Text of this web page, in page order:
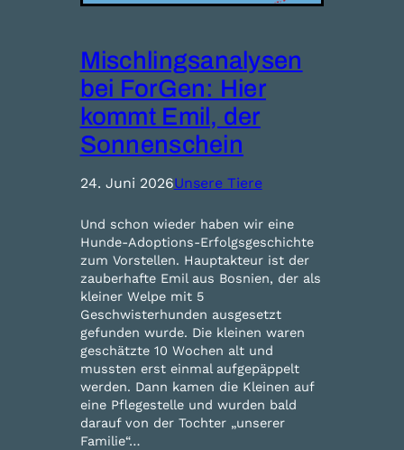
Mischlingsanalysen
bei ForGen: Hier
kommt Emil, der
Sonnenschein
24. Juni 2026Unsere Tiere
Und schon wieder haben wir eine
Hunde-Adoptions-Erfolgsgeschichte
zum Vorstellen. Hauptakteur ist der
zauberhafte Emil aus Bosnien, der als
kleiner Welpe mit 5
Geschwisterhunden ausgesetzt
gefunden wurde. Die kleinen waren
geschätzte 10 Wochen alt und
mussten erst einmal aufgepäppelt
werden. Dann kamen die Kleinen auf
eine Pflegestelle und wurden bald
darauf von der Tochter „unserer
Familie“…